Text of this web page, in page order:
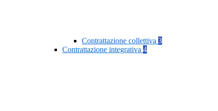
Contrattazione collettiva 3
Contrattazione integrativa 4